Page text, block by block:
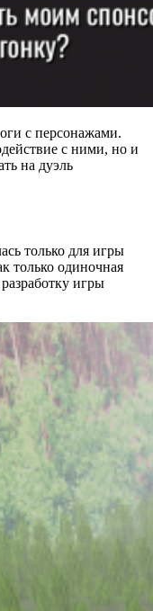
с персонажами.
с ними, но и
на дуэль
только для игры
только одиночная
игры